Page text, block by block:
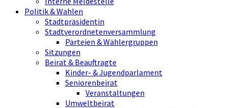
Politik & Wahlen
Stadtpräsidentin
Stadtverordnetenversammlung
Parteien & Wählergruppen
Sitzungen
Beirat & Beauftragte
Kinder- & Jugendparlament
Seniorenbeirat
Veranstaltungen
Umweltbeirat